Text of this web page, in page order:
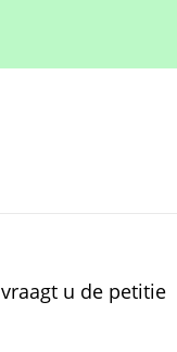
vraagt u de petitie